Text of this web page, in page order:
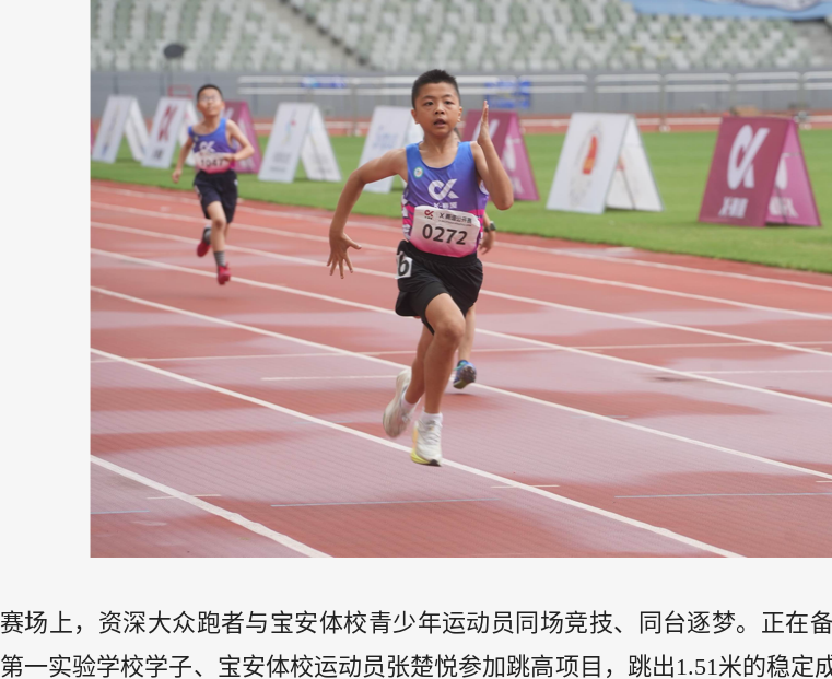
赛场上，资深大众跑者与宝安体校青少年运动员同场竞技、同台逐梦。正在
第一实验学校学子、宝安体校运动员张楚悦参加跳高项目，跳出1.51米的稳定